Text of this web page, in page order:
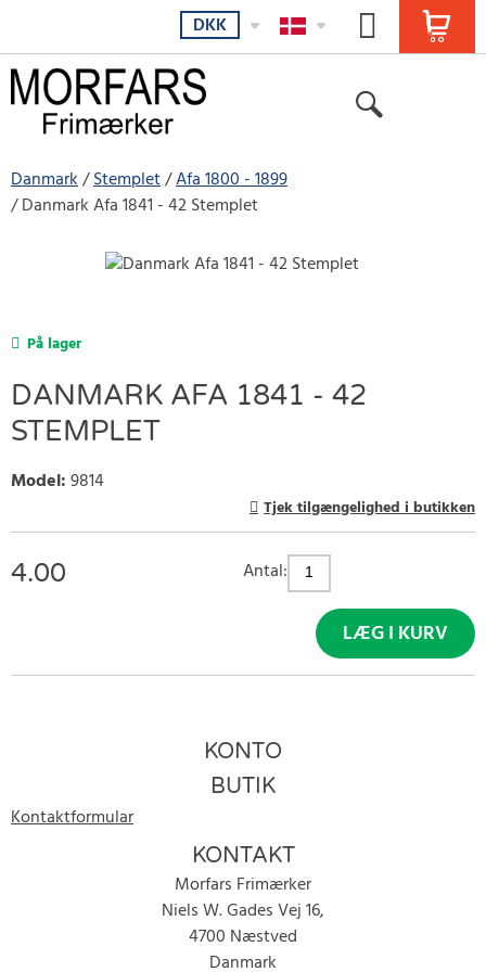
DKK
Danmark Stemplet Afa 1800 - 1899
Danmark Afa 1841 - 42 Stemplet
På lager
DANMARK AFA 1841 - 42
STEMPLET
Model:9814
Tjek tilgængelighed i butikken
4.00 Antal:
LÆG I KURV
KONTO
BUTIK
Kontaktformular
KONTAKT
Morfars Frimærker
Niels W. Gades Vej 16,
4700 Næstved
Danmark